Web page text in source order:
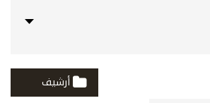
أرشيف